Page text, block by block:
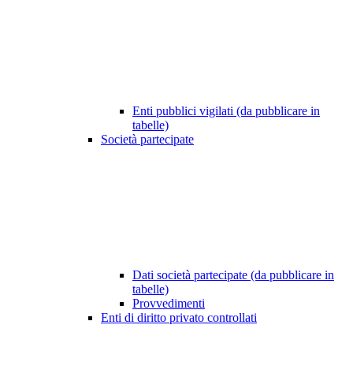
Enti pubblici vigilati (da pubblicare in
tabelle)
Società partecipate
Dati società partecipate (da pubblicare in
tabelle)
Provvedimenti
Enti di diritto privato controllati